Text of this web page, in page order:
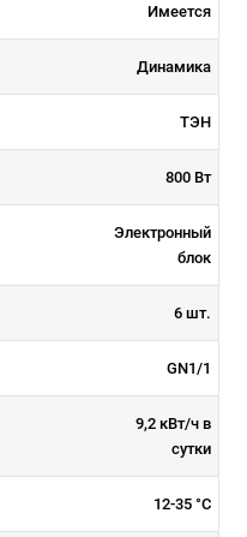
Имеется
Динамика
ТЭН
800 Вт
Электронный
блок
6 шт.
GN1/1
9,2 кВт/ч в
сутки
12-35 °С